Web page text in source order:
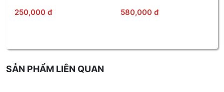
580,000 đ Liên hệ
SẢN PHẨM LIÊN QUAN